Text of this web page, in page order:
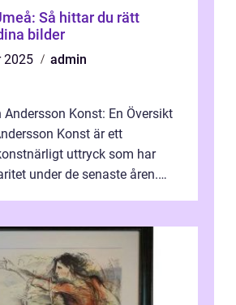
Så hittar du rätt
bilder
2025
admin
Andersson Konst: En Översikt
Konst är ett
uttryck som har
under de senaste åren.